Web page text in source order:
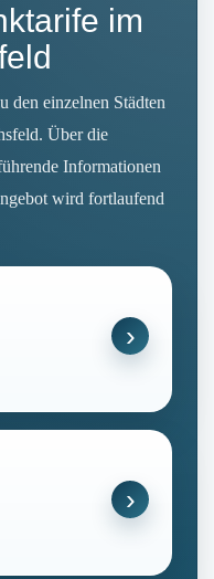
im
den einzelnen Städten
Über die
Informationen
wird fortlaufend